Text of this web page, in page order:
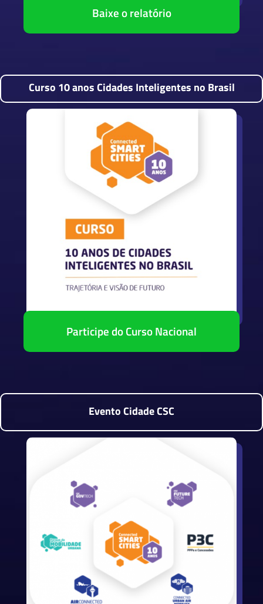
Baixe o relatório
Curso 10 anos Cidades Inteligentes no Brasil
Participe do Curso Nacional
Evento Cidade CSC